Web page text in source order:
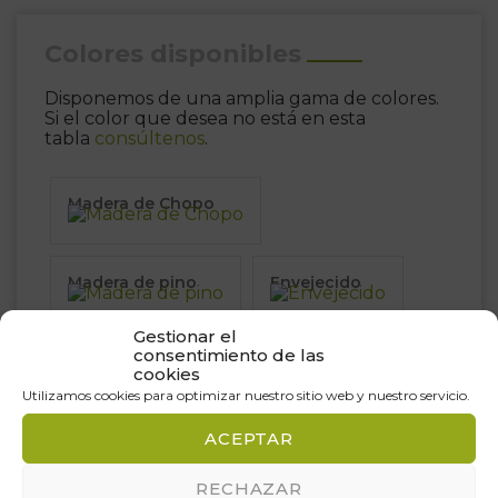
Gestionar el
consentimiento de las
cookies
Utilizamos cookies para optimizar nuestro sitio web y nuestro servicio.
ACEPTAR
RECHAZAR
Disponemos de una amplia gama de colores.
Si el color que desea no está en esta
tabla consúltenos.
Madera de Chopo
Madera de pino Envejecido